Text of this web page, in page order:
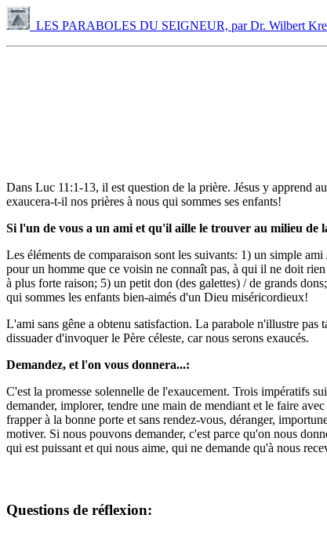
LES PARABOLES DU SEIGNEUR, par Dr. Wilbert
Dans Luc 11:1-13, il est question de la prière. Jésus y apprend
exaucera-t-il nos prières à nous qui sommes ses enfants!
Si l'un de vous a un ami et qu'il aille le trouver au milieu de
Les éléments de comparaison sont les suivants: 1) un simple
pour un homme que ce voisin ne connaît pas, à qui il ne doit
à plus forte raison; 5) un petit don (des galettes) / de grands
qui sommes les enfants bien-aimés d'un Dieu miséricordieux!
L'ami sans gêne a obtenu satisfaction. La parabole n'illustre
dissuader d'invoquer le Père céleste, car nous serons exaucés.
Demandez, et l'on vous donnera...:
C'est la promesse solennelle de l'exaucement. Trois impératifs
demander, implorer, tendre une main de mendiant et le faire
frapper à la bonne porte et sans rendez-vous, déranger,
motiver. Si nous pouvons demander, c'est parce qu'on nous
qui est puissant et qui nous aime, qui ne demande qu'à nous
Questions de réflexion: